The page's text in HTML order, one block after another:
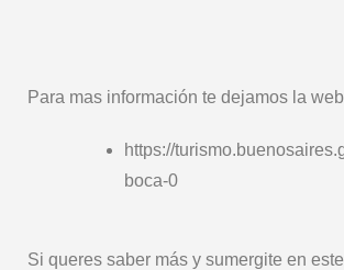
Para mas información te dejamos la
https://
boca-0
Si queres saber más y sumergite en